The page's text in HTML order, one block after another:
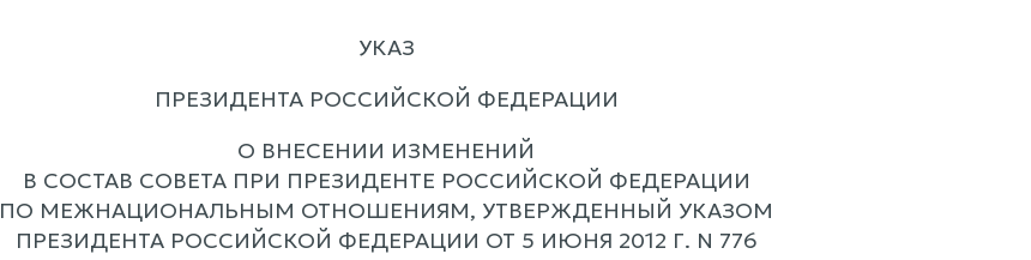
УКАЗ
ПРЕЗИДЕНТА РОССИЙСКОЙ ФЕДЕРАЦИИ
О ВНЕСЕНИИ ИЗМЕНЕНИЙ
В СОСТАВ СОВЕТА ПРИ ПРЕЗИДЕНТЕ РОССИЙСКОЙ ФЕДЕРАЦИИ
ПО МЕЖНАЦИОНАЛЬНЫМ ОТНОШЕНИЯМ, УТВЕРЖДЕННЫЙ УКАЗОМ
ПРЕЗИДЕНТА РОССИЙСКОЙ ФЕДЕРАЦИИ ОТ 5 ИЮНЯ 2012 Г. N 776